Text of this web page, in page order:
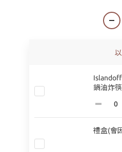
鍋油炸
禮盒(會